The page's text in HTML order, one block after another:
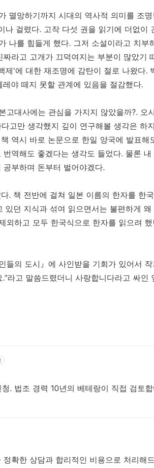
멸망하기까지 시대의 역사적 의미를 조
나 걸렸다. 고작 다섯 권을 읽기에 더없이
나를 힘들게 했다. 그저 소설이라고 치
라고 고개가 끄덕여지는 부분이 많았기
제'에 대한 재조명에 감탄이 절로 나왔다.
야 떼지 못할 관계에 있음을 절감했다.
고대사에는 관심을 가지지 않았을까?. 오
고만 생각했지 깊이 연구해볼 생각은 하
역시 바로 논문으로 한일 양국에 발표
역해도 좋겠다는 생각도 들었다. 물론
부하며 돈부터 벌어야겠다.
. 책 전반에 걸쳐 일본 이름의 한자를 한
있던 지식과 섞여 읽으면서는 불편하게
외하고 모두 한국식으로 한자를 읽으려
들의 도시』에 사인받을 기회가 있어서
라고 말씀드렸더니 사랑합니다라고 싸
. 법조 경력 10년의 베테랑이 직접 검토
확한 상담과 합리적인 비용으로 처리해